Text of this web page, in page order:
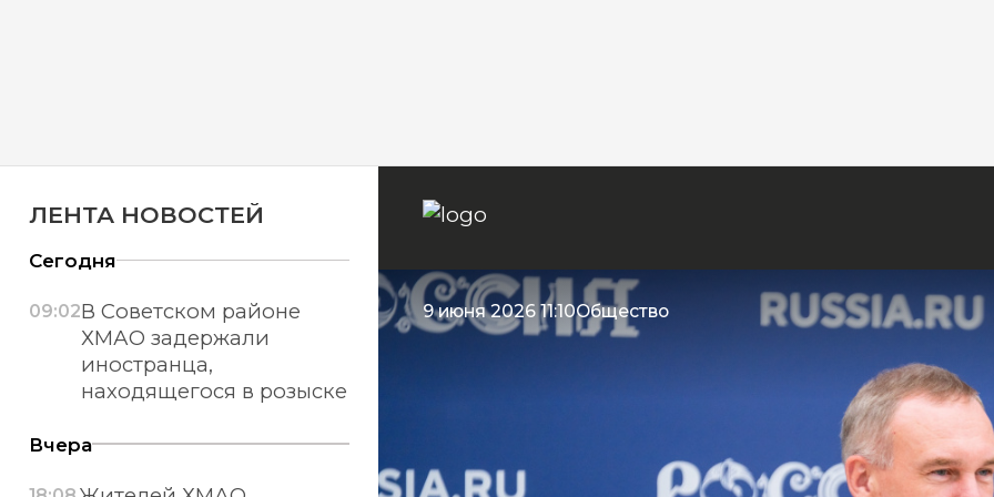
9 июня 2026 11:10Общество
ЛЕНТА НОВОСТЕЙ
Сегодня
09:02В Советском районе
ХМАО задержали
иностранца,
находящегося в розыске
Вчера